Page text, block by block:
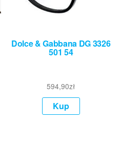
Dolce & Gabbana DG 3326
501 54
594,90zł
Kup